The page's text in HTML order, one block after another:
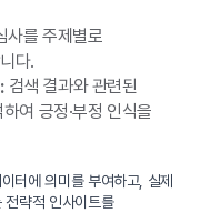
사를 주제별로
다.
검색 결과와 관련된
여 긍정·부정 인식을
터에 의미를 부여하고, 실제
전략적 인사이트를